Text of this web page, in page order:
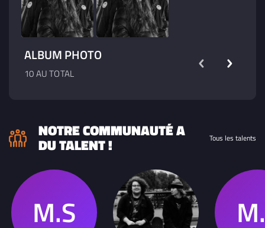
ALBUM PHOTO
10 AU TOTAL
NOTRE COMMUNAUTÉ A
DU TALENT ! Tous les talents